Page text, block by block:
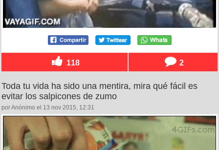
118 2
Toda tu vida ha sido una mentira, mira qué fácil es
evitar los salpicones de zumo
por Anónimo el 13 nov 2015, 12:31